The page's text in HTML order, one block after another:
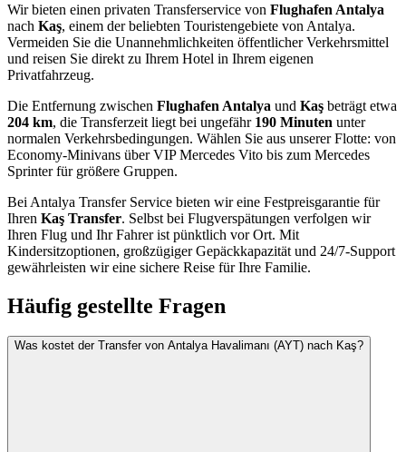
Wir bieten einen privaten Transferservice von Flughafen Antalya
nach Kaş, einem der beliebten Touristengebiete von Antalya.
Vermeiden Sie die Unannehmlichkeiten öffentlicher Verkehrsmittel
und reisen Sie direkt zu Ihrem Hotel in Ihrem eigenen
Privatfahrzeug.
Die Entfernung zwischen Flughafen Antalya und Kaş beträgt etwa
204 km, die Transferzeit liegt bei ungefähr 190 Minuten unter
normalen Verkehrsbedingungen. Wählen Sie aus unserer Flotte: von
Economy-Minivans über VIP Mercedes Vito bis zum Mercedes
Sprinter für größere Gruppen.
Bei Antalya Transfer Service bieten wir eine Festpreisgarantie für
Ihren Kaş Transfer. Selbst bei Flugverspätungen verfolgen wir
Ihren Flug und Ihr Fahrer ist pünktlich vor Ort. Mit
Kindersitzoptionen, großzügiger Gepäckkapazität und 24/7-Support
gewährleisten wir eine sichere Reise für Ihre Familie.
Häufig gestellte Fragen
Was kostet der Transfer von Antalya Havalimanı (AYT) nach Kaş?